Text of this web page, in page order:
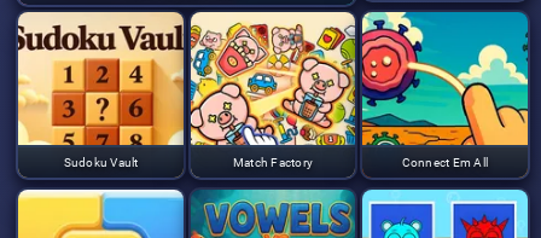
Sudoku Vault Match Factory Connect Em All